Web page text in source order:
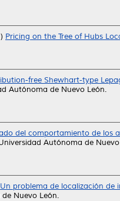
Pricing on the Tree of Hubs
free Shewhart-type
Autónoma de Nuevo León.
del comportamiento de los
Autónoma de
Un problema de localización de
Nuevo León.